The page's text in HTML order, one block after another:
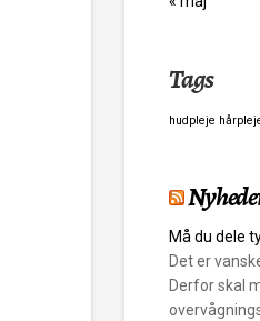
Tags
hudpleje
Må du dele
Det er
Derfor skal